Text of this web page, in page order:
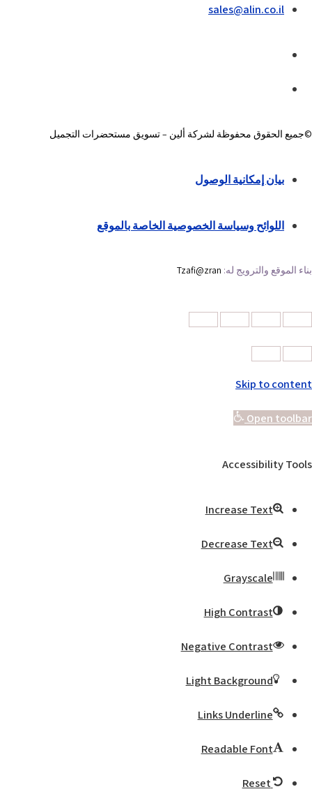
sales@alin.co.il
©جميع الحقوق محفوظة لشركة ألين – تسويق مستحضرات التجميل
بيان إمكانية الوصول
اللوائح وسياسة الخصوصية الخاصة بالموقع
بناء الموقع والترويج له: Tzafi@zran
Skip to content
Open toolbar
Accessibility Tools
Increase Text
Decrease Text
Grayscale
High Contrast
Negative Contrast
Light Background
Links Underline
Readable Font
Reset